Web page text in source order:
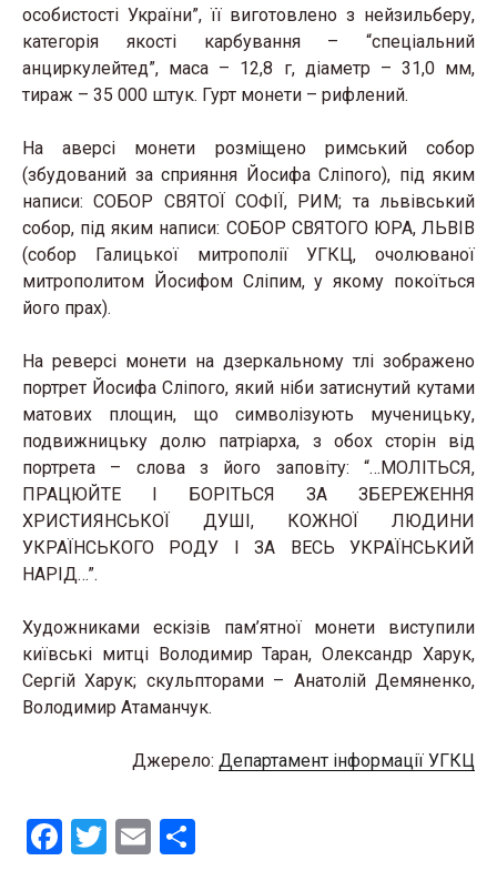
особистості України”, її виготовлено з нейзильберу,
категорія якості карбування – “спеціальний
анциркулейтед”, маса – 12,8 г, діаметр – 31,0 мм,
тираж – 35 000 штук. Гурт монети – рифлений.
На аверсі монети розміщено римський собор
(збудований за сприяння Йосифа Сліпого), під яким
написи: СОБОР СВЯТОЇ СОФІЇ, РИМ; та львівський
собор, під яким написи: СОБОР СВЯТОГО ЮРА, ЛЬВІВ
(собор Галицької митрополії УГКЦ, очолюваної
митрополитом Йосифом Сліпим, у якому покоїться
його прах).
На реверсі монети на дзеркальному тлі зображено
портрет Йосифа Сліпого, який ніби затиснутий кутами
матових площин, що символізують мученицьку,
подвижницьку долю патріарха, з обох сторін від
портрета – слова з його заповіту: “…МОЛІТЬСЯ,
ПРАЦЮЙТЕ І БОРІТЬСЯ ЗА ЗБЕРЕЖЕННЯ
ХРИСТИЯНСЬКОЇ ДУШІ, КОЖНОЇ ЛЮДИНИ
УКРАЇНСЬКОГО РОДУ І ЗА ВЕСЬ УКРАЇНСЬКИЙ
НАРІД…”.
Художниками ескізів пам’ятної монети виступили
київські митці Володимир Таран, Олександр Харук,
Сергій Харук; скульпторами – Анатолій Демяненко,
Володимир Атаманчук.
Джерело: Департамент інформації УГКЦ
F
T
E